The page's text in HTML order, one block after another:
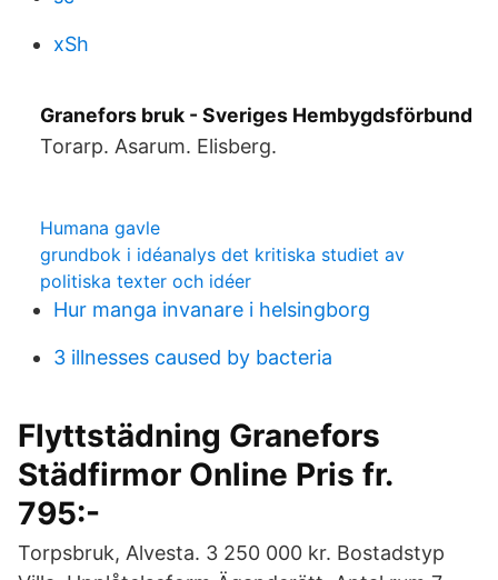
xSh
Granefors bruk - Sveriges Hembygdsförbund
Torarp. Asarum. Elisberg.
Humana gavle
grundbok i idéanalys det kritiska studiet av
politiska texter och idéer
Hur manga invanare i helsingborg
3 illnesses caused by bacteria
Flyttstädning Granefors
Städfirmor Online Pris fr.
795:-
Torpsbruk, Alvesta. 3 250 000 kr. Bostadstyp